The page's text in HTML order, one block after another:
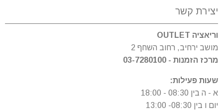
יצירת קשר
וריאציה OUTLET
מושב ירחיב, רחוב השחף 2
מרכז הזמנות - 03-7280100
שעות פעילות:
א - ה בין 08:30 - 18:00
יום ו בין 08:30- 13:00